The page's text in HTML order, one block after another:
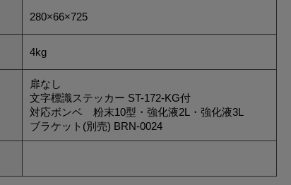
280×66×725
4kg
扉なし
文字標識ステッカー ST-172-KG付
対応ボンベ 粉末10型・強化液2L・強化液3L
ブラケット(別売) BRN-0024